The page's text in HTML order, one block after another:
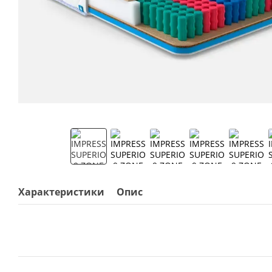
Характеристики Опис